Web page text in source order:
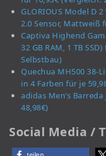
GLORIOUS Model D
2.0 Sensor, Mattweiß
Captiva Highend
32 GB RAM, 1 TB
Selbstbau)
Quechua MH500 38-
in 4 Farben für je
adidas Men’s
48,98€)
Social Media /